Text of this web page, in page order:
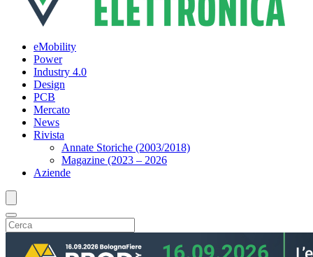
eMobility
Power
Industry 4.0
Design
PCB
Mercato
News
Rivista
Annate Storiche (2003/2018)
Magazine (2023 – 2026
Aziende